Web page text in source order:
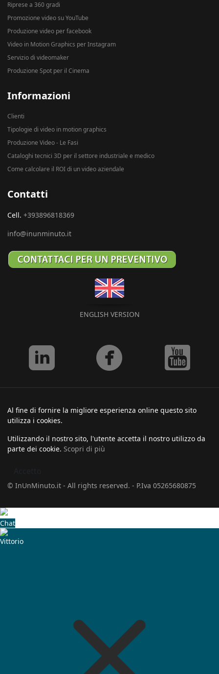
Riprese a 360 gradi
Promozione video su YouTube
Produzione video per facebook
Video in Motion Graphics per Instagram
Servizio di videomaker
Produzione Spot per il Cinema
Informazioni
Clienti
Tipologie di video in motion graphics
Produzione Video - Le Fasi
Cataloghi tecnici 3D per il settore industriale e medico
Come calcolare il ROI di un video aziendale
Contatti
Cell. +393896818369
info@inunminuto.it
ENGLISH VERSION
Al fine di fornire la migliore esperienza online questo sito
utilizza i cookies.
Utilizzando il nostro sito, l'utente accetta il nostro utilizzo da
parte dei cookie. Scopri di più
© InUnMinuto.it - All rights reserved. - P.Iva 05265680875
Chat
Vittorio